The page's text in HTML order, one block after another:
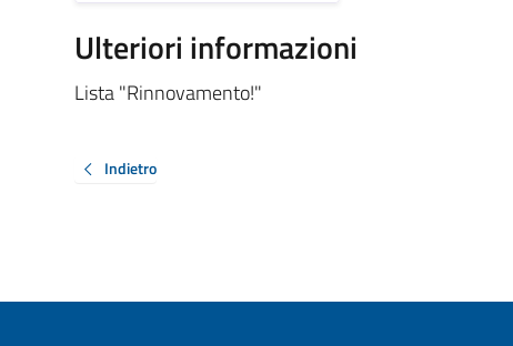
Ulteriori informazioni
Lista "Rinnovamento!"
Indietro